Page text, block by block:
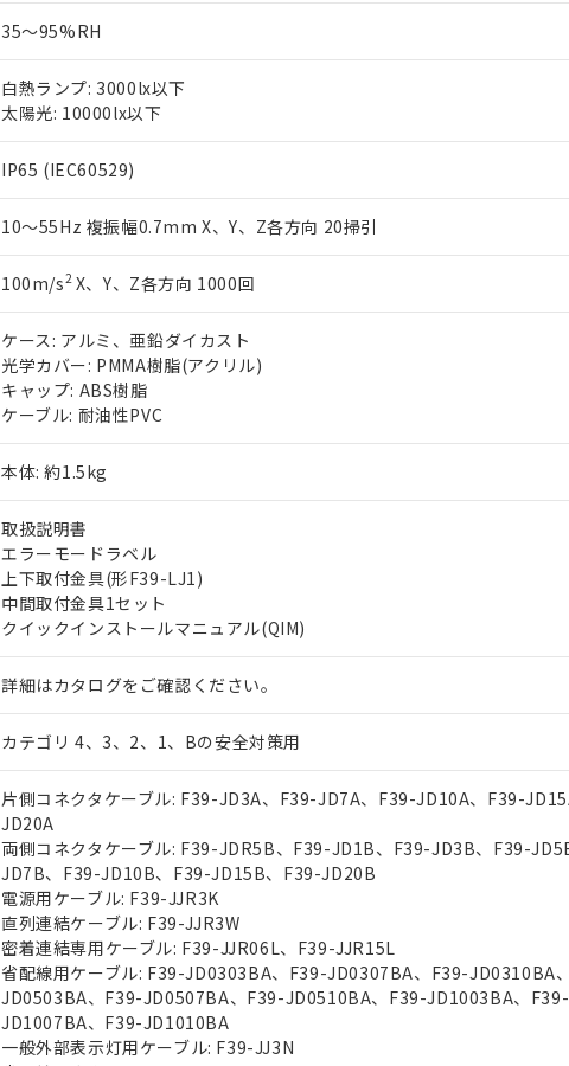
35～95%RH
白熱ランプ: 3000lx以下
太陽光: 10000lx以下
IP65 (IEC60529)
10～55Hz 複振幅0.7mm X、Y、Z各方向 20掃引
100m/s2X、Y、Z各方向 1000回
ケース: アルミ、亜鉛ダイカスト
光学カバー: PMMA樹脂(アクリル)
キャップ: ABS樹脂
ケーブル: 耐油性PVC
本体: 約1.5kg
取扱説明書
エラーモードラベル
上下取付金具(形F39-LJ1)
中間取付金具1セット
クイックインストールマニュアル(QIM)
詳細はカタログをご確認ください。
カテゴリ 4、3、2、1、Bの安全対策用
片側コネクタケーブル: F39-JD3A、F39-JD7A、F39-JD10A、F39-
JD20A
両側コネクタケーブル: F39-JDR5B、F39-JD1B、F39-JD3B、F39-
JD7B、F39-JD10B、F39-JD15B、F39-JD20B
電源用ケーブル: F39-JJR3K
直列連結ケーブル: F39-JJR3W
密着連結専用ケーブル: F39-JJR06L、F39-JJR15L
省配線用ケーブル: F39-JD0303BA、F39-JD0307BA、F39-JD0310BA
JD0503BA、F39-JD0507BA、F39-JD0510BA、F39-JD1003BA、F39-
JD1007BA、F39-JD1010BA
一般外部表示灯用ケーブル: F39-JJ3N